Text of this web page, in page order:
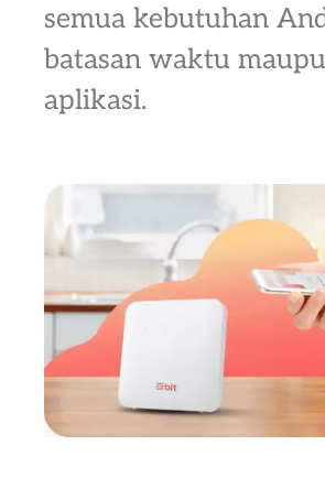
semua kebutuhan
batasan waktu
aplikasi.